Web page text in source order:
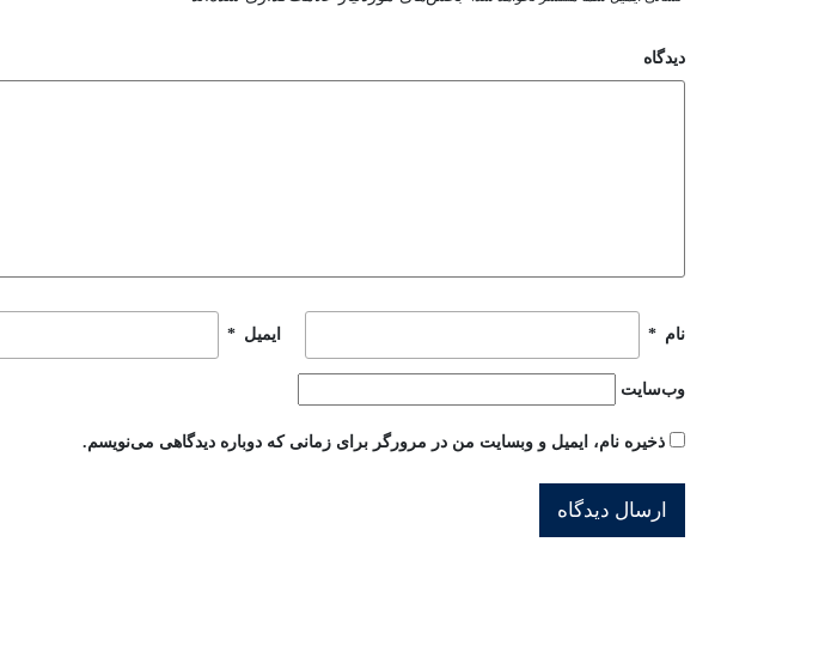
دیدگاه
نام * ایمیل *
وب‌سایت
ذخیره نام، ایمیل و وبسایت من در مرورگر برای زمانی که دوباره دیدگاهی می‌نویسم.